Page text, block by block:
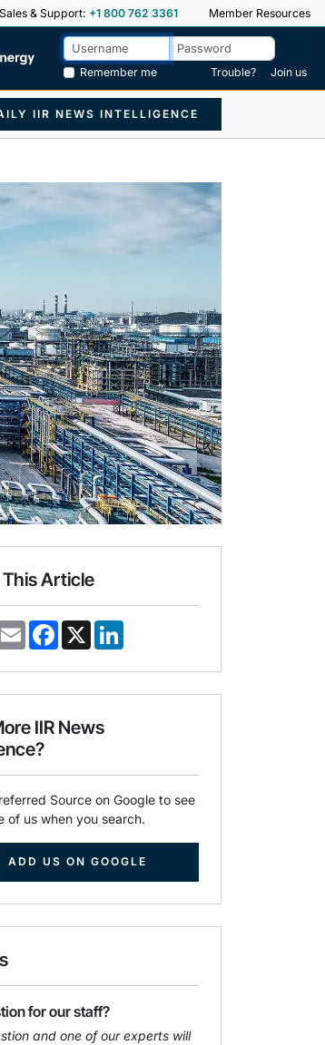
Sales & Support: +1 800 762 3361 Member Resources
Remember me
Trouble? Join us
IIR NEWS INTELLIGENCE
Article
E
m
i
F
a
e
o
k
X
k
d
IIR News
Source on Google to see
of us when you search.
ADD US ON GOOGLE
for our staff?
and one of our experts will